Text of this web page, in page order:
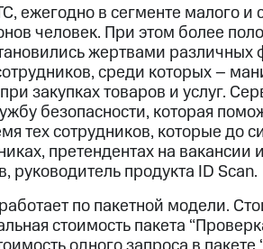
ежегодно в сегменте малого и
человек. При этом более
жертвами
среди которых –
закупках товаров и услуг.
безопасности, которая
тех сотрудников, которые до
претендентах на вакансии
руководитель продукта ID Scan.
по пакетной модели.
стоимость пакета